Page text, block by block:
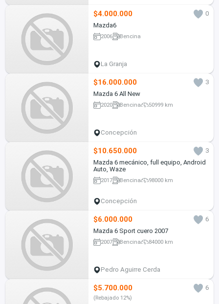
$4.000.000
0
Mazda6
2006 Bencina
La Granja
$16.000.000
3
Mazda 6 All New
2020 Bencina 50999 km
Concepción
$10.650.000
3
Mazda 6 mecánico, full equipo, Android
Auto, Waze
2017 Bencina 98000 km
Concepción
$6.000.000
6
Mazda 6 Sport cuero 2007
2007 Bencina 84000 km
Pedro Aguirre Cerda
$5.700.000 6
(Rebajado 12%)